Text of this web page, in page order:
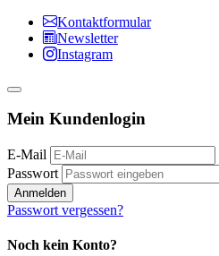
Kontaktformular
Newsletter
Instagram
Mein Kundenlogin
E-Mail
Passwort
Anmelden
Passwort vergessen?
Noch kein Konto?